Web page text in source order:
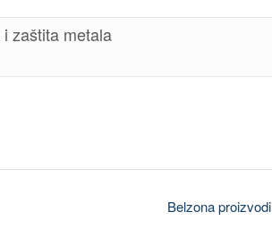
zaštita metala
Belzona proizvodi